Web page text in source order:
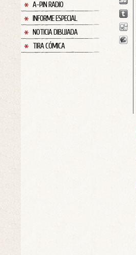
A-PIN RADIO
INFORME ESPECIAL
NOTICIA DIBUJADA
TIRA CÓMICA